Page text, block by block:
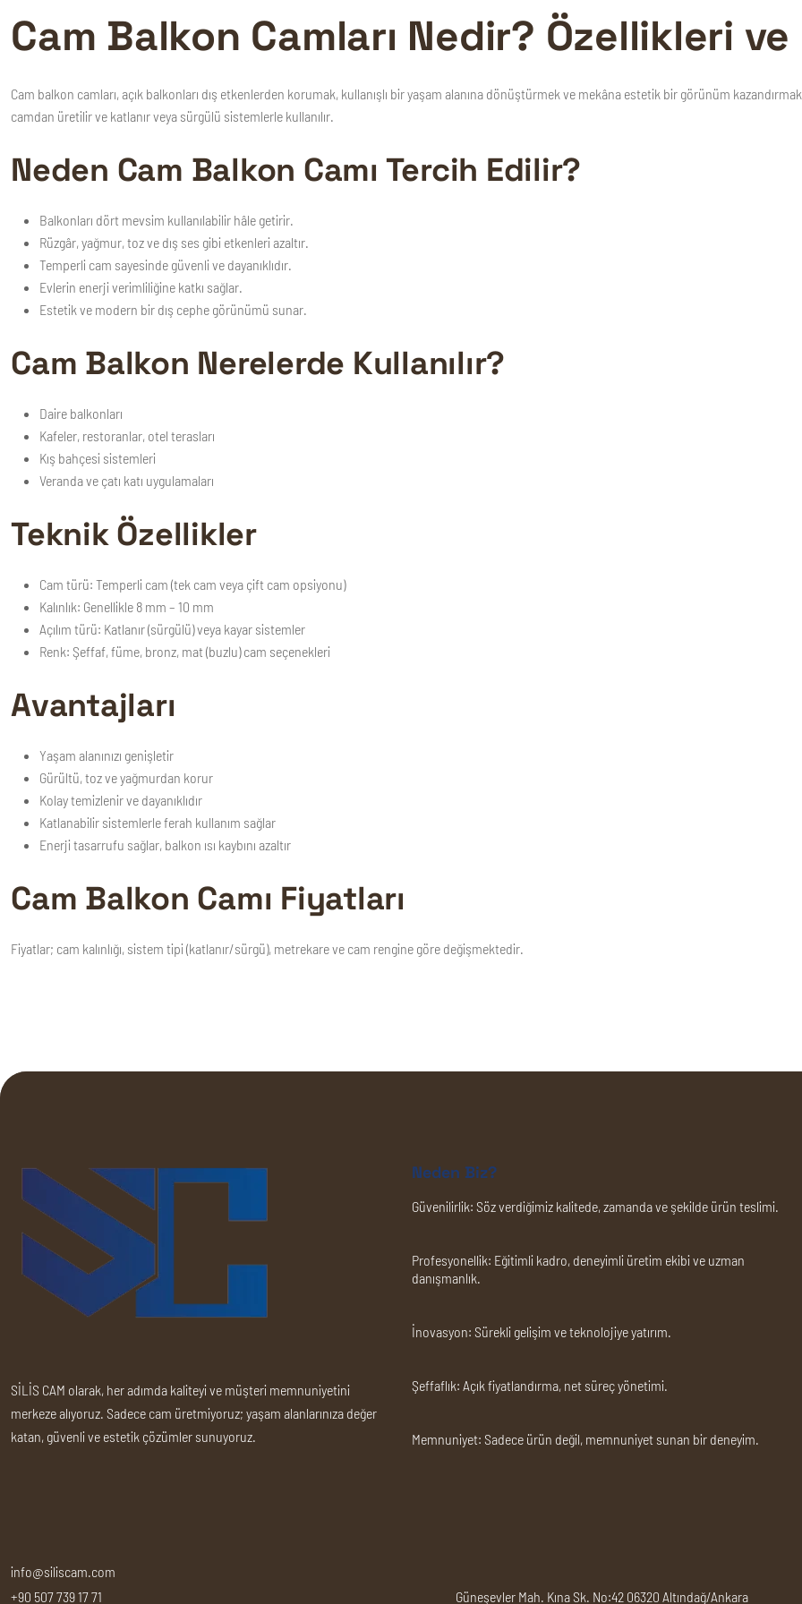
Cam Balkon Camları Nedir? Özellikleri ve
Cam balkon camları, açık balkonları dış etkenlerden korumak, kullanışlı bir yaşam alanına dönüştürmek ve mekâna estetik bir görünüm
camdan üretilir ve katlanır veya sürgülü sistemlerle kullanılır.
Neden Cam Balkon Camı Tercih Edilir?
Balkonları dört mevsim kullanılabilir hâle getirir.
Rüzgâr, yağmur, toz ve dış ses gibi etkenleri azaltır.
Temperli cam sayesinde güvenli ve dayanıklıdır.
Evlerin enerji verimliliğine katkı sağlar.
Estetik ve modern bir dış cephe görünümü sunar.
Cam Balkon Nerelerde Kullanılır?
Daire balkonları
Kafeler, restoranlar, otel terasları
Kış bahçesi sistemleri
Veranda ve çatı katı uygulamaları
Teknik Özellikler
Cam türü: Temperli cam (tek cam veya çift cam opsiyonu)
Kalınlık: Genellikle 8 mm – 10 mm
Açılım türü: Katlanır (sürgülü) veya kayar sistemler
Renk: Şeffaf, füme, bronz, mat (buzlu) cam seçenekleri
Avantajları
Yaşam alanınızı genişletir
Gürültü, toz ve yağmurdan korur
Kolay temizlenir ve dayanıklıdır
Katlanabilir sistemlerle ferah kullanım sağlar
Enerji tasarrufu sağlar, balkon ısı kaybını azaltır
Cam Balkon Camı Fiyatları
Fiyatlar; cam kalınlığı, sistem tipi (katlanır/sürgü), metrekare ve cam rengine göre değişmektedir.
SİLİS CAM olarak, her adımda kaliteyi ve müşteri memnuniyetini
merkeze alıyoruz. Sadece cam üretmiyoruz; yaşam alanlarınıza değer
katan, güvenli ve estetik çözümler sunuyoruz.
Neden Biz?
Güvenilirlik: Söz verdiğimiz kalitede, zamanda ve şekilde ürün teslimi.
Profesyonellik: Eğitimli kadro, deneyimli üretim ekibi ve uzman
danışmanlık.
İnovasyon: Sürekli gelişim ve teknolojiye yatırım.
Şeffaflık: Açık fiyatlandırma, net süreç yönetimi.
Memnuniyet: Sadece ürün değil, memnuniyet sunan bir deneyim.
info@siliscam.com
+90 507 739 17 71
Güneşevler Mah. Kına Sk. No:42 06320 Altındağ/Ankara